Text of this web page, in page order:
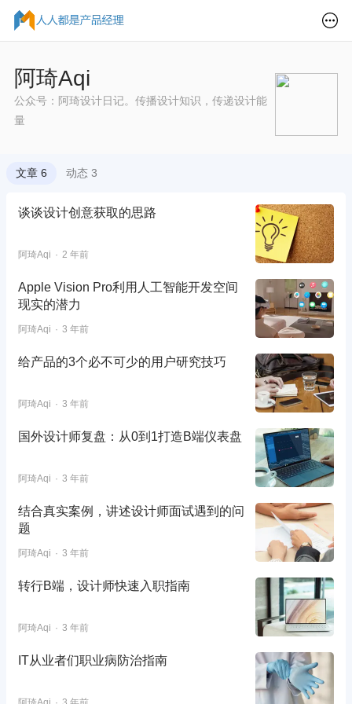
阿琦Aqi
公众号：阿琦设计日记。传播设计知识，传递设计能
量
文章 6 动态 3
谈谈设计创意获取的思路
阿琦Aqi 2 年前
Apple Vision Pro利用人工智能开发空间
现实的潜力
阿琦Aqi 3 年前
给产品的3个必不可少的用户研究技巧
阿琦Aqi 3 年前
国外设计师复盘：从0到1打造B端仪表盘
阿琦Aqi 3 年前
结合真实案例，讲述设计师面试遇到的问
题
阿琦Aqi 3 年前
转行B端，设计师快速入职指南
阿琦Aqi 3 年前
IT从业者们职业病防治指南